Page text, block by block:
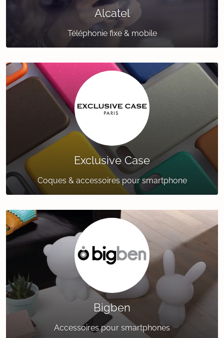
Alcatel
Téléphonie fixe & mobile
Exclusive Case
Coques & accessoires pour smartphone
Bigben
Accessoires pour smartphones